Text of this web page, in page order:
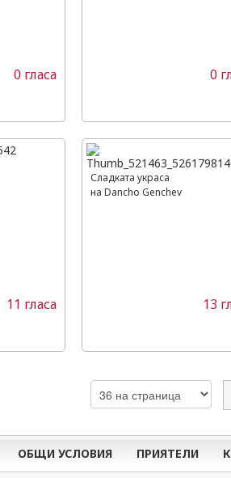
0 гласа 0
11 гласа
Сладката украса
на Dancho Genchev
13
ОБЩИ УСЛОВИЯ ПРИЯТЕЛИ